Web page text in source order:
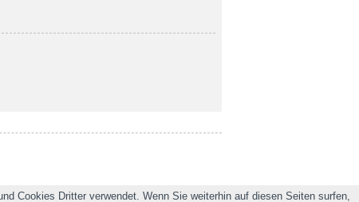
Cookies Dritter verwendet. Wenn Sie weiterhin auf diesen Seiten surfen,